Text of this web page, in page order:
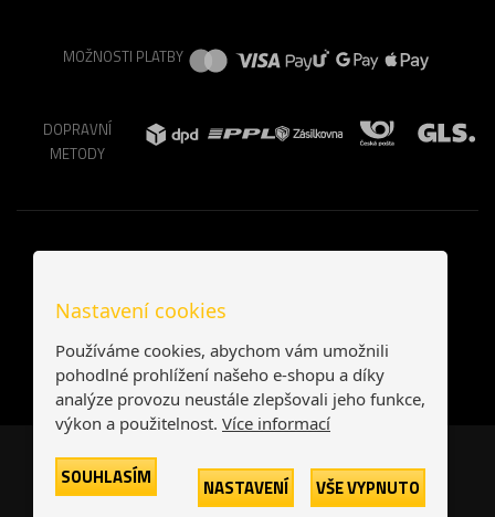
MOŽNOSTI PLATBY
DOPRAVNÍ
METODY
Česká republika Slovensko
Nastavení cookies
Používáme cookies, abychom vám umožnili
pohodlné prohlížení našeho e-shopu a díky
analýze provozu neustále zlepšovali jeho funkce,
výkon a použitelnost. Více informací
SOUHLASÍM NASTAVENÍ VŠE VYPNUTO